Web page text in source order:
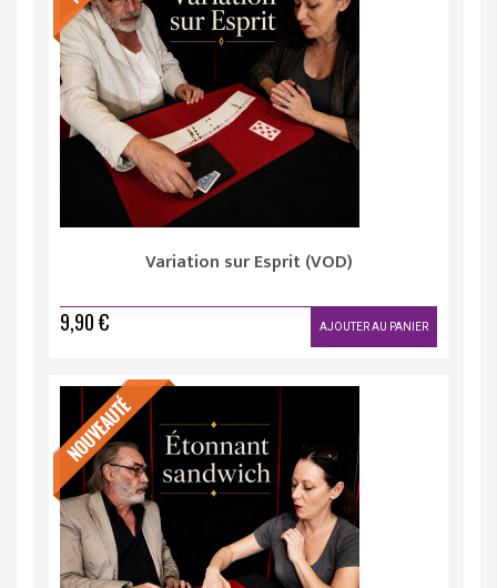
Variation sur Esprit (VOD)
9,90 € AJOUTER AU PANIER